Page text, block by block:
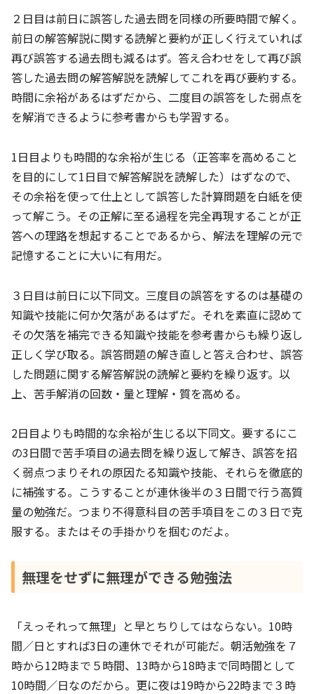
２日目は前日に誤答した過去問を同様の所要時間で解く。
前日の解答解説に関する読解と要約が正しく行えていれば
再び誤答する過去問も減るはず。答え合わせをして再び誤
答した過去問の解答解説を読解してこれを再び要約する。
時間に余裕があるはずだから、二度目の誤答をした弱点を
を解消できるように参考書からも学習する。
1日目よりも時間的な余裕が生じる（正答率を高めること
を目的にして1日目で解答解説を読解した）はずなので、
その余裕を使って仕上として誤答した計算問題を白紙を使
って解こう。その正解に至る過程を完全再現することが正
答への理路を想起することであるから、解法を理解の元で
記憶することに大いに有用だ。
３日目は前日に以下同文。三度目の誤答をするのは基礎の
知識や技能に何か欠落があるはずだ。それを素直に認めて
その欠落を補完できる知識や技能を参考書からも繰り返し
正しく学び取る。誤答問題の解き直しと答え合わせ、誤答
した問題に関する解答解説の読解と要約を繰り返す。以
上、苦手解消の回数・量と理解・質を高める。
2日目よりも時間的な余裕が生じる以下同文。要するにこ
の3日間で苦手項目の過去問を繰り返して解き、誤答を招
く弱点つまりそれの原因たる知識や技能、それらを徹底的
に補強する。こうすることが連休後半の３日間で行う高質
量の勉強だ。つまり不得意科目の苦手項目をこの３日で克
服する。またはその手掛かりを掴むのだよ。
無理をせずに無理ができる勉強法
「えっそれって無理」と早とちりしてはならない。10時
間／日とすれば3日の連休でそれが可能だ。朝活勉強を７
時から12時まで５時間、13時から18時まで同時間として
10時間／日なのだから。更に夜は19時から22時まで３時